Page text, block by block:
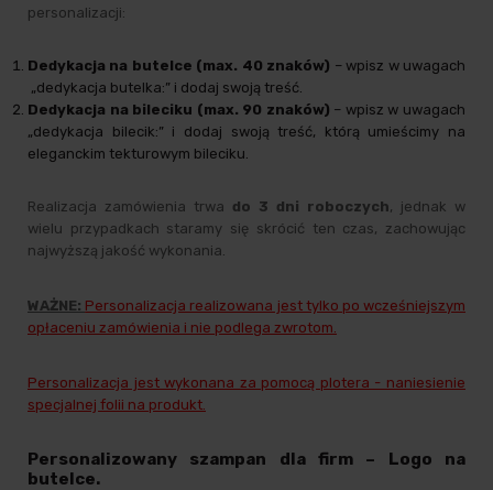
personalizacji:
Dedykacja na butelce (max. 40 znaków) – wpisz w uwagach
„dedykacja butelka:” i dodaj swoją treść.
Dedykacja na bileciku (max. 90 znaków) – wpisz w uwagach
„dedykacja bilecik:” i dodaj swoją treść, którą umieścimy na
eleganckim tekturowym bileciku.
Realizacja zamówienia trwa do 3 dni roboczych, jednak w
wielu przypadkach staramy się skrócić ten czas, zachowując
najwyższą jakość wykonania.
WAŻNE: Personalizacja realizowana jest tylko po wcześniejszym
opłaceniu zamówienia i nie podlega zwrotom.
Personalizacja jest wykonana za pomocą plotera - naniesienie
specjalnej folii na produkt.
Personalizowany szampan dla firm – Logo na
butelce.